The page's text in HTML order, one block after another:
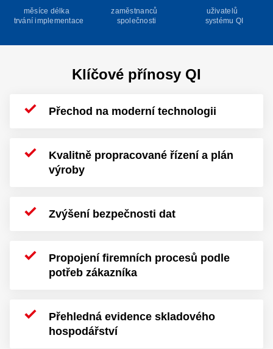
měsíce délka
trvání implementace
zaměstnanců
společnosti
uživatelů
systému QI
Klíčové přínosy QI
Přechod na moderní technologii
Kvalitně propracované řízení a plán
výroby
Zvýšení bezpečnosti dat
Propojení firemních procesů podle
potřeb zákazníka
Přehledná evidence skladového
hospodářství